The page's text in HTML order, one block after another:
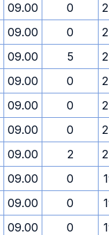
09.00 0
09.00 0
09.00 5
09.00 0
09.00 0
09.00 0
09.00 2
09.00 0
09.00 0
09.00 0